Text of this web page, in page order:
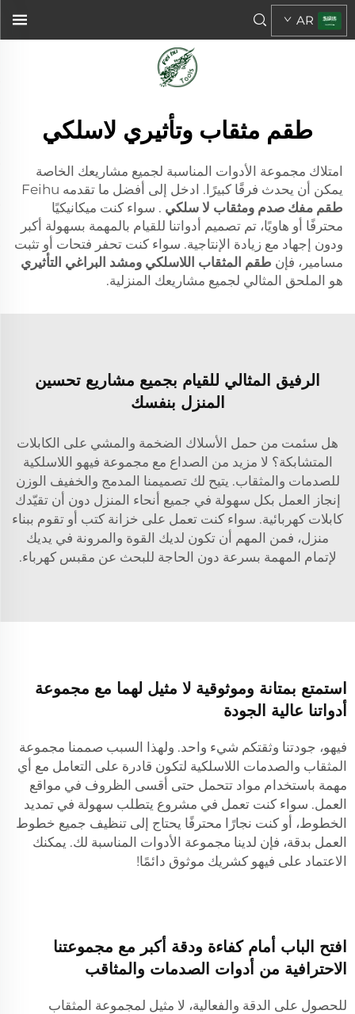
AR
طقم مثقاب وتأثيري لاسلكي
امتلاك مجموعة الأدوات المناسبة لجميع مشاريعك الخاصة
يمكن أن يحدث فرقًا كبيرًا. ادخل إلى أفضل ما تقدمه Feihu
طقم مفك صدم ومثقاب لا سلكي . سواء كنت ميكانيكيًا
محترفًا أو هاويًا، تم تصميم أدواتنا للقيام بالمهمة بسهولة أكبر
ودون إجهاد مع زيادة الإنتاجية. سواء كنت تحفر فتحات أو تثبت
مسامير، فإن طقم المثقاب اللاسلكي ومشد البراغي التأثيري
هو الملحق المثالي لجميع مشاريعك المنزلية.
الرفيق المثالي للقيام بجميع مشاريع تحسين
المنزل بنفسك
هل سئمت من حمل الأسلاك الضخمة والمشي على الكابلات
المتشابكة؟ لا مزيد من الصداع مع مجموعة فيهو اللاسلكية
للصدمات والمثقاب. يتيح لك تصميمنا المدمج والخفيف الوزن
إنجاز العمل بكل سهولة في جميع أنحاء المنزل دون أن تقيّدك
كابلات كهربائية. سواء كنت تعمل على خزانة كتب أو تقوم ببناء
منزل، فمن المهم أن تكون لديك القوة والمرونة في يديك
لإتمام المهمة بسرعة دون الحاجة للبحث عن مقبس كهرباء.
استمتع بمتانة وموثوقية لا مثيل لهما مع مجموعة
أدواتنا عالية الجودة
فيهو، جودتنا وثقتكم شيء واحد. ولهذا السبب صممنا مجموعة
المثقاب والصدمات اللاسلكية لتكون قادرة على التعامل مع أي
مهمة باستخدام مواد تتحمل حتى أقسى الظروف في مواقع
العمل. سواء كنت تعمل في مشروع يتطلب سهولة في تمديد
الخطوط، أو كنت نجارًا محترفًا يحتاج إلى تنظيف جميع خطوط
العمل بدقة، فإن لدينا مجموعة الأدوات المناسبة لك. يمكنك
الاعتماد على فيهو كشريك موثوق دائمًا!
افتح الباب أمام كفاءة ودقة أكبر مع مجموعتنا
الاحترافية من أدوات الصدمات والمثاقب
للحصول على الدقة والفعالية، لا مثيل لمجموعة المثقاب